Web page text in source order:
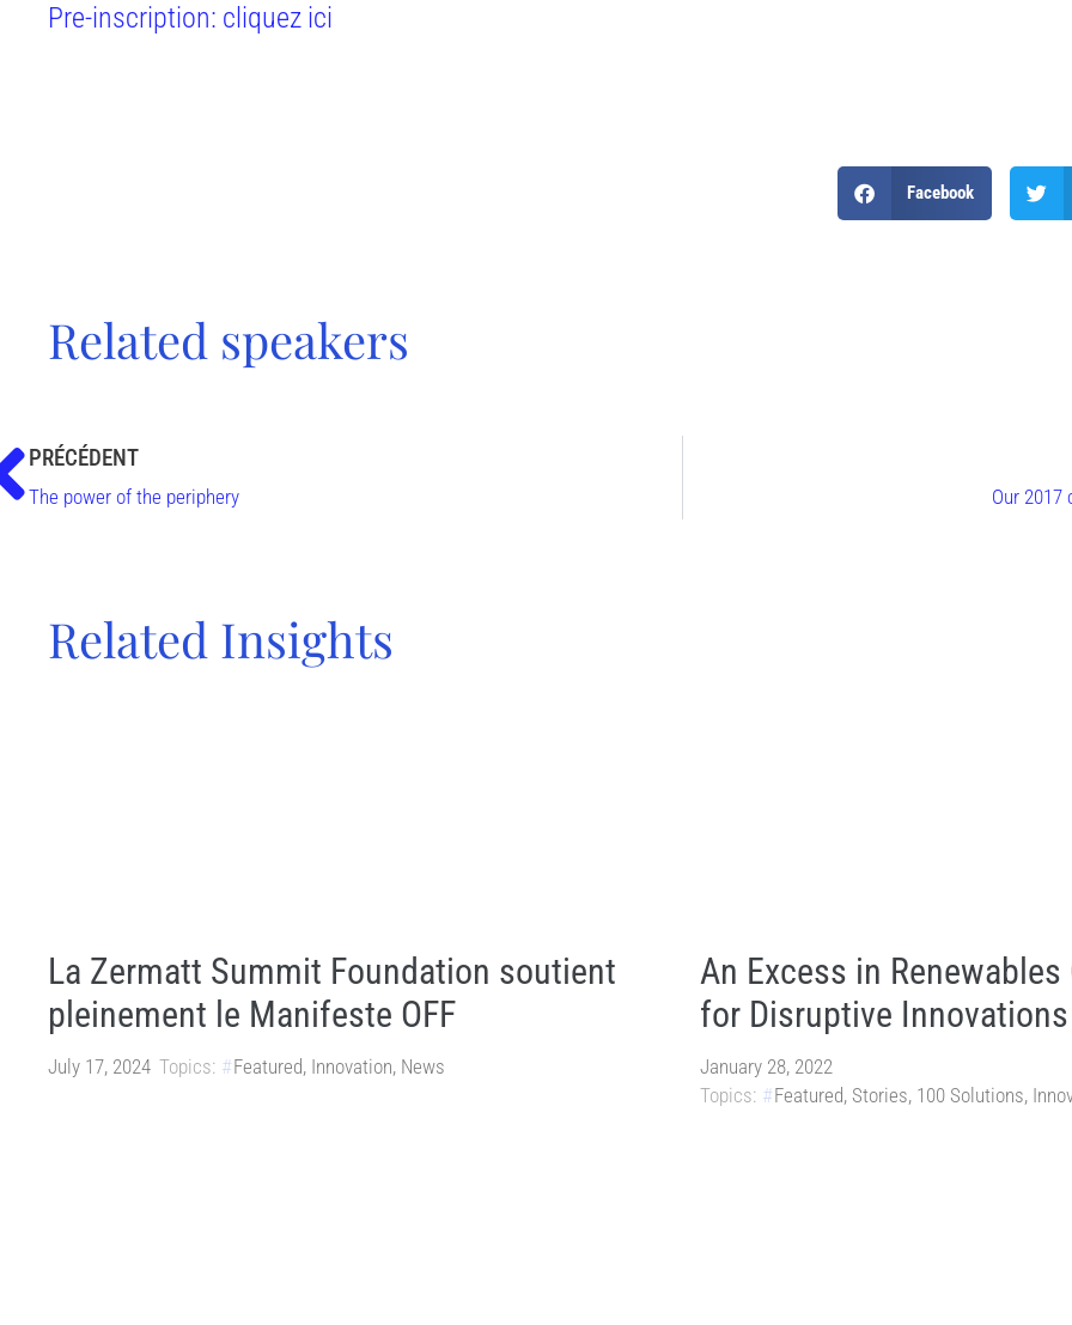
Pre-inscription: cliquez ici
Facebook
Related speakers
PRÉCÉDENT
The power of the periphery Our 2017
Related Insights
La Zermatt Summit Foundation soutient
pleinement le Manifeste OFF
July 17, 2024 Topics: Featured, Innovation, News
An Excess in
for Disruptive Innovations
January 28, 2022
Topics:
Featured, Stories, 100 Solutions,